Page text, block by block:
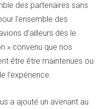
des partenaires sans
l’ensemble des
d’ailleurs dès le
» convenu que nos
être être maintenues ou
l’expérience.
a ajouté un avenant au